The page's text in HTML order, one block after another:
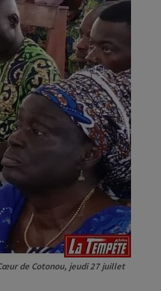
de Cotonou, jeudi 27 juillet